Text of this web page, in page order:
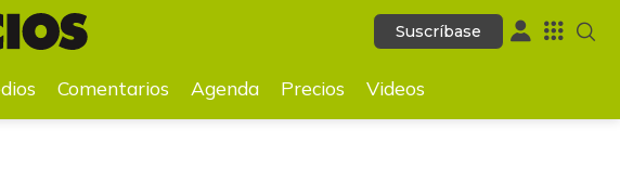
Suscríbase
Suscríbase
Comentarios Agenda Precios Videos